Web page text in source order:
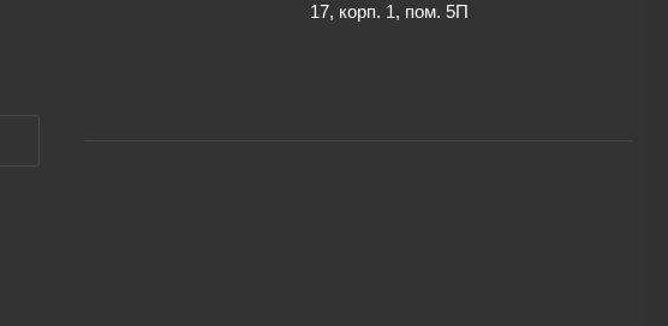
17, корп. 1, пом. 5П